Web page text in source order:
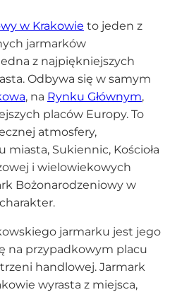
w Krakowie to jeden z
jarmarków
z najpiękniejszych
Odbywa się w samym
, na Rynku Głównym,
placów Europy. To
atmosfery,
Sukiennic, Kościoła
i wielowiekowych
Bożonarodzeniowy w
jarmarku jest jego
na przypadkowym placu
handlowej. Jarmark
wyrasta z miejsca,